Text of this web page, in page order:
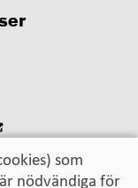
i
nytt
fönster
som
nödvändiga för